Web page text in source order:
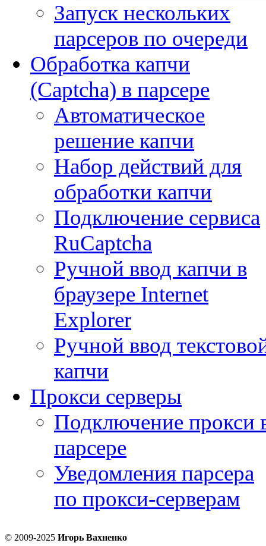
Запуск нескольких
парсеров по очереди
Обработка капчи
(Captcha) в парсере
Автоматическое
решение капчи
Набор действий для
обработки капчи
Подключение сервиса
RuCaptcha
Ручной ввод капчи в
браузере Internet
Explorer
Ручной ввод
капчи
Прокси серверы
Подключение прокси
парсере
Уведомления парсера
по прокси-серверам
© 2009-2025 Игорь Вахненко